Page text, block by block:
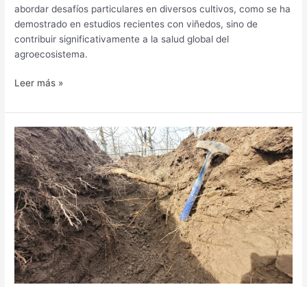
abordar desafíos particulares en diversos cultivos, como se ha
demostrado en estudios recientes con viñedos, sino de
contribuir significativamente a la salud global del
agroecosistema.
Leer más »
Factores
esenciales
para
producir
cerezas
de
calidad